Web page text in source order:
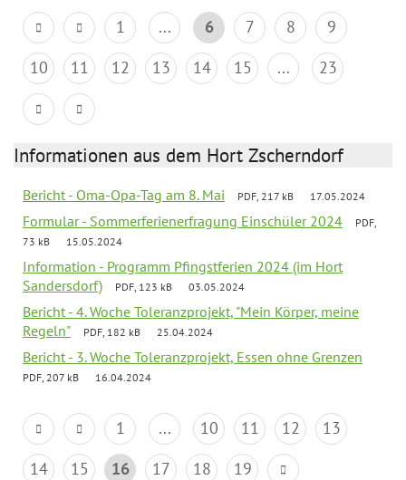
1 ... 6 7 8
9
10
11 12 13 14 15 ... 23
Informationen aus dem Hort Zscherndorf
Bericht - Oma-Opa-Tag am 8. Mai PDF, 217 kB 17.05.2024
Formular - Sommerferienerfragung Einschüler 2024
PDF,
73 kB
15.05.2024
Information - Programm Pfingstferien 2024 (im Hort
Sandersdorf)
PDF, 123 kB 03.05.2024
Bericht - 4. Woche Toleranzprojekt, "Mein Körper, meine
Regeln"
PDF, 182 kB 25.04.2024
Bericht - 3. Woche Toleranzprojekt, Essen ohne Grenzen
PDF, 207 kB 16.04.2024
1 ... 10 11 12
13
14
15 16 17 18 19